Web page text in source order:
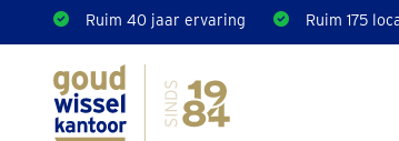
Ruim 40 jaar ervaring Ruim 175